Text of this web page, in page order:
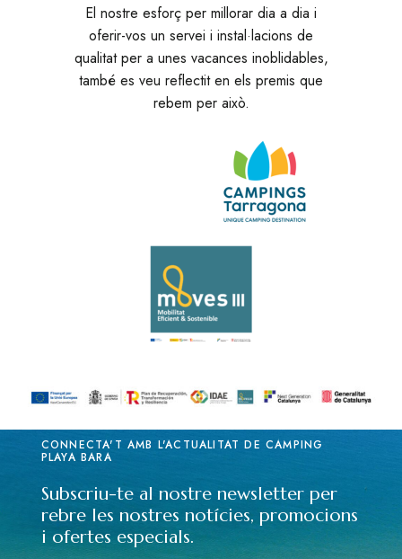
El nostre esforç per millorar dia a dia i
oferir-vos un servei i instal·lacions de
qualitat per a unes vacances inoblidables,
també es veu reflectit en els premis que
rebem per això.
CONNECTA'T AMB L'ACTUALITAT DE CÀMPING
PLAYA BARA
Subscriu-te al nostre newsletter per
rebre les nostres notícies, promocions
i ofertes especials.